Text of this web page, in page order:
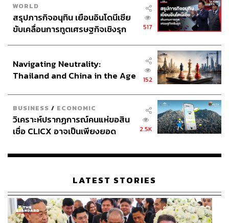
WORLD
สรุปภารกิจอนุทิน เยือนอินโดนีเซีย
ขับเคลื่อนการทูตเศรษฐกิจเชิงรุก
517
Navigating Neutrality:
Thailand and China in the Age
152
BUSINESS / ECONOMIC
วิเคราะห์ปรากฏการณ์คนแห่ขอสิน
เชื่อ CLICX อาจเป็นเพียงยอด
เรือนไทยที่ถูกซุกไว้
2.5K
LATEST STORIES